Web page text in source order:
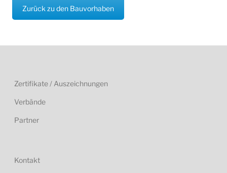
Zurück zu den Bauvorhaben
Zertifikate / Auszeichnungen
Verbände
Partner
Kontakt